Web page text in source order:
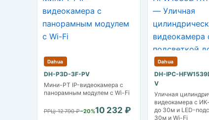
Dahua
DH-P3D-3F-PV
Мини-PT IP-видеокамера с
панорамным модулем с Wi-Fi
РРЦ: 12 790 ₽−20%10 232 ₽
Dahua
DH-IPC-
V
Уличная
видеокамера с
до 30м и LED-
30м и Wi-Fi